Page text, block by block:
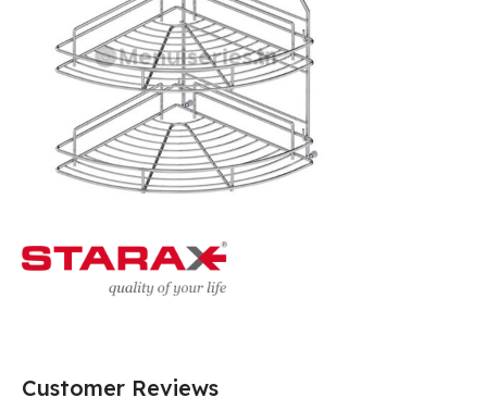
Customer Reviews